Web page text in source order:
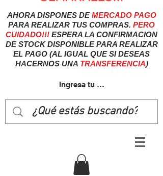
AHORA DISPONES DEMERCADO PAGO
PARA REALIZAR TUS COMPRAS. PERO
CUIDADO!!! ESPERA LA CONFIRMACION
DE STOCK DISPONIBLE PARA REALIZAR
EL PAGO (AL IGUAL QUE SI DESEAS
HACERNOS UNA TRANSFERENCIA)
Ingresa tu usuairo